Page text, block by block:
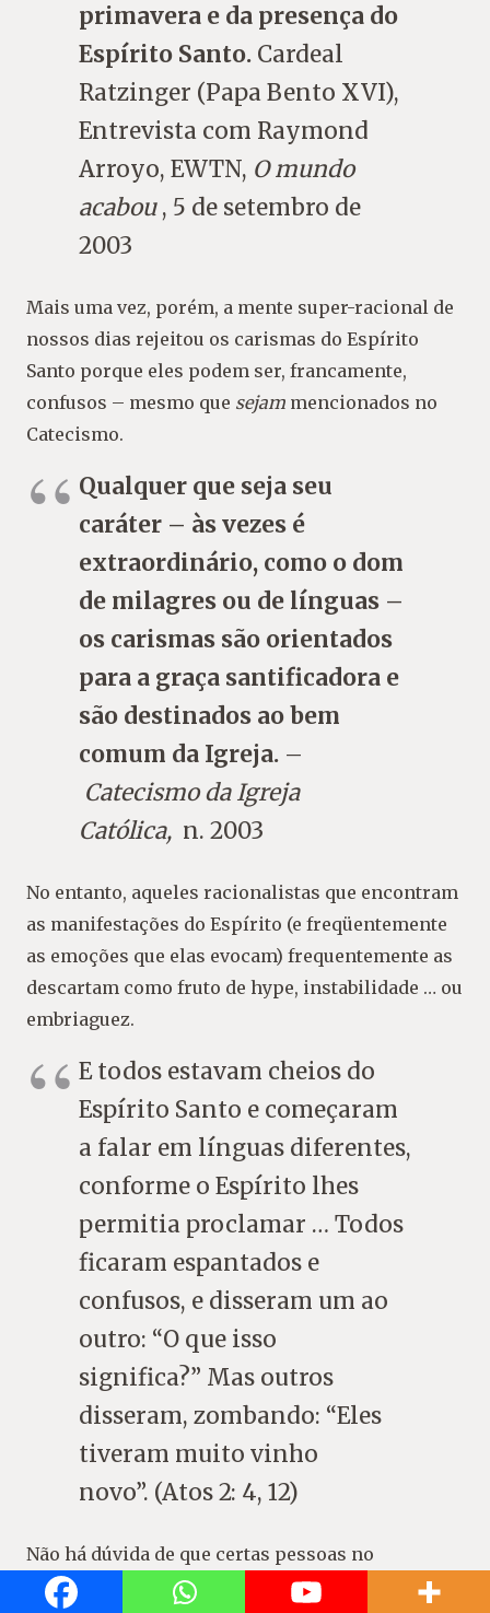
primavera e da presença do
Espírito Santo. Cardeal
Ratzinger (Papa Bento XVI),
Entrevista com Raymond
Arroyo, EWTN, O mundo
acabou, 5 de setembro de
2003
Mais uma vez, porém, a mente super-racional de
nossos dias rejeitou os carismas do Espírito
Santo porque eles podem ser, francamente,
confusos – mesmo que sejam mencionados no
Catecismo.
Qualquer que seja seu
caráter – às vezes é
extraordinário, como o dom
de milagres ou de línguas –
os carismas são orientados
para a graça santificadora e
são destinados ao bem
comum da Igreja. –
Catecismo da Igreja
Católica, n. 2003
No entanto, aqueles racionalistas que encontram
as manifestações do Espírito (e freqüentemente
as emoções que elas evocam) frequentemente as
descartam como fruto de hype, instabilidade … ou
embriaguez.
E todos estavam cheios do
Espírito Santo e começaram
a falar em línguas diferentes,
conforme o Espírito lhes
permitia proclamar … Todos
ficaram espantados e
confusos, e disseram um ao
outro: “O que isso
significa?” Mas outros
disseram, zombando: “Eles
tiveram muito vinho
novo”. (Atos 2: 4, 12)
Não há dúvida de que certas pessoas no
movimento carismático causaram grandes danos